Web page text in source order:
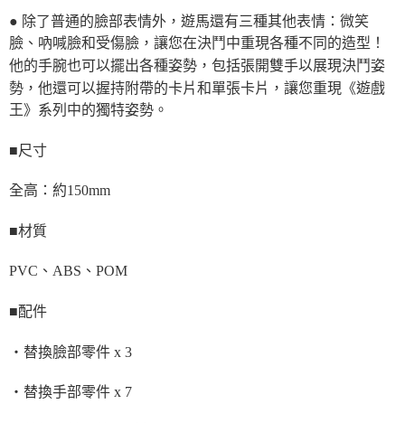
● 除了普通的臉部表情外，遊馬還有三種其他表情：微笑
臉、吶喊臉和受傷臉，讓您在決鬥中重現各種不同的造型！
他的手腕也可以擺出各種姿勢，包括張開雙手以展現決鬥姿
勢，他還可以握持附帶的卡片和單張卡片，讓您重現《遊戲
王》系列中的獨特姿勢。
■尺寸
全高：約150mm
■材質
PVC、ABS、POM
■配件
・替換臉部零件 x 3
・替換手部零件 x 7